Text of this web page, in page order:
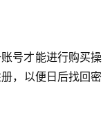
号才能进行购买操
，以便日后找回密